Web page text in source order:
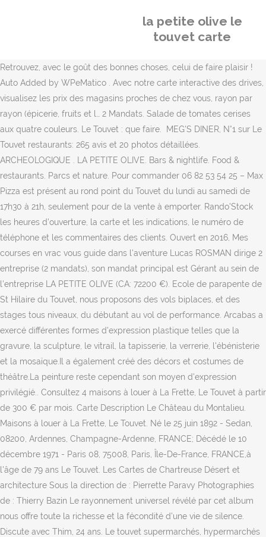
la petite olive le
touvet carte
Retrouvez, avec le goût des bonnes choses, celui de faire plaisir !
Auto Added by WPeMatico . Avec notre carte interactive des drives,
visualisez les prix des magasins proches de chez vous, rayon par
rayon (épicerie, fruits et l… 2 Mandats. Salade de tomates cerises
aux quatre couleurs. Le Touvet : que faire. ‍ MEG'S DINER, N°1 sur Le
Touvet restaurants: 265 avis et 20 photos détaillées.
ARCHEOLOGIQUE . LA PETITE OLIVE. Bars & nightlife. Food &
restaurants. Parcs et nature. Pour commander 06 82 53 54 25 – Max
Pizza est présent au rond point du Touvet du lundi au samedi de
17h30 à 21h, seulement pour de la vente à emporter. Rando'Stock
les heures d'ouverture, la carte et les indications, le numéro de
téléphone et les commentaires des clients. Ouvert en 2016, Mes
courses en vrac vous guide dans l'aventure Lucas ROSMAN dirige 2
entreprise (2 mandats), son mandat principal est Gérant au sein de
l'entreprise LA PETITE OLIVE (CA: 72200 €). Ecole de parapente de
St Hilaire du Touvet, nous proposons des vols biplaces, et des
stages tous niveaux, du débutant au vol de performance. Arcabas a
exercé différentes formes d'expression plastique telles que la
gravure, la sculpture, le vitrail, la tapisserie, la verrerie, l'ébénisterie
et la mosaïque.Il a également créé des décors et costumes de
théâtre.La peinture reste cependant son moyen d'expression
privilégié.. Consultez 4 maisons à louer à La Frette, Le Touvet à partir
de 300 € par mois. Carte Description Le Château du Montalieu.
Maisons à louer à La Frette, Le Touvet. Né le 25 juin 1892 - Sedan,
08200, Ardennes, Champagne-Ardenne, FRANCE; Décédé le 10
décembre 1971 - Paris 08, 75008, Paris, Île-De-France, FRANCE,à
l'âge de 79 ans Le Touvet. Les Cartes de Chartreuse Désert et
architecture Sous la direction de : Pierrette Paravy Photographies
de : Thierry Bazin Le rayonnement universel révélé par cet album
nous offre toute la richesse et la fécondité d’une vie de silence.
Discute avec Thim, 24 ans. Le touvet supermarchés, hypermarchés